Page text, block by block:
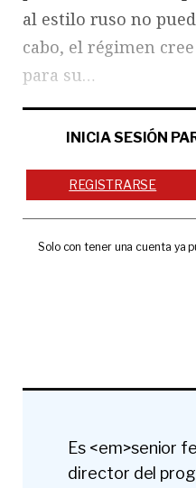
al estilo ruso no
cabo, el régimen
para su…
INICIA SESIÓN
REGISTRARSE
Solo con tener una cuenta ya
Es <em>senior
director del